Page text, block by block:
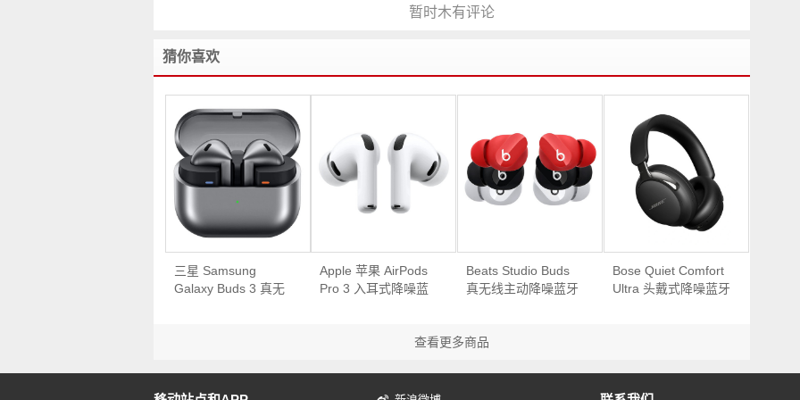
暂时木有评论
猜你喜欢
三星 Samsung
Galaxy Buds 3 真无
Apple 苹果 AirPods
Pro 3 入耳式降噪蓝
Beats Studio Buds
真无线主动降噪蓝牙
Bose Quiet Comfort
Ultra 头戴式降噪蓝牙
查看更多商品